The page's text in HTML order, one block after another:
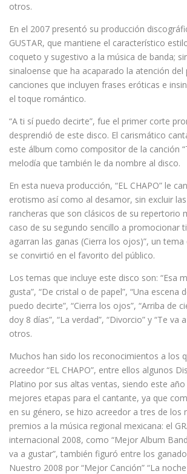
otros.
En el 2007 presentó su producción
GUSTAR, que mantiene el característico
coqueto y sugestivo a la música de banda;
sinaloense que ha acaparado la atención del
canciones que incluyen frases eróticas e
el toque romántico.
“A ti sí puedo decirte”, fue el primer corte
desprendió de este disco. El carismático
este álbum como compositor de la canción
melodía que también le da nombre al disco.
En esta nueva producción, “EL CHAPO” le
erotismo así como al desamor, sin excluir
rancheras que son clásicos de su repertorio
caso de su segundo sencillo a promocionar
agarran las ganas (Cierra los ojos)”, un
se convirtió en el favorito del público.
Los temas que incluye este disco son: “Esa
gusta”, “De cristal o de papel”, “Una escena
puedo decirte”, “Cierra los ojos”, “Arriba de
doy 8 días”, “La verdad”, “Divorcio” y “Te va
otros.
Muchos han sido los reconocimientos a los
acreedor “EL CHAPO”, entre ellos algunos
Platino por sus altas ventas, siendo este
mejores etapas para el cantante, ya que
en su género, se hizo acreedor a tres de los
premios a la música regional mexicana: el
internacional 2008, como “Mejor Album
va a gustar”, también figuró entre los
Nuestro 2008 por “Mejor Canción” “La